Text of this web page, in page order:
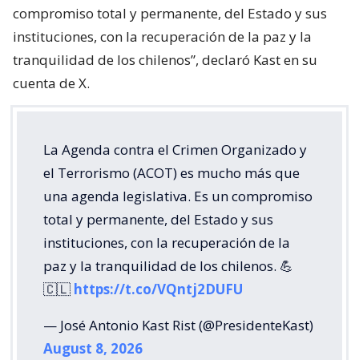
compromiso total y permanente, del Estado y sus
instituciones, con la recuperación de la paz y la
tranquilidad de los chilenos”, declaró Kast en su
cuenta de X.
La Agenda contra el Crimen Organizado y
el Terrorismo (ACOT) es mucho más que
una agenda legislativa. Es un compromiso
total y permanente, del Estado y sus
instituciones, con la recuperación de la
paz y la tranquilidad de los chilenos. 💪
🇨🇱 https://t.co/VQntj2DUFU
— José Antonio Kast Rist (@PresidenteKast)
August 8, 2026